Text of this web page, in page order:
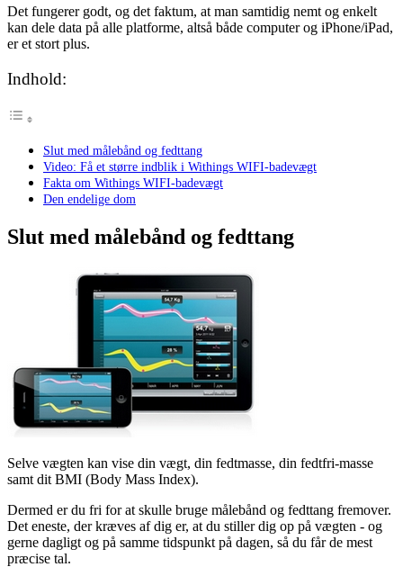
Det fungerer godt, og det faktum, at man samtidig nemt og enkelt
kan dele data på alle platforme, altså både computer og iPhone/iPad,
er et stort plus.
Indhold:
Slut med målebånd og fedttang
Video: Få et større indblik i Withings WIFI-badevægt
Fakta om Withings WIFI-badevægt
Den endelige dom
Slut med målebånd og fedttang
Selve vægten kan vise din vægt, din fedtmasse, din fedtfri-masse
samt dit BMI (Body Mass Index).
Dermed er du fri for at skulle bruge målebånd og fedttang fremover.
Det eneste, der kræves af dig er, at du stiller dig op på vægten - og
gerne dagligt og på samme tidspunkt på dagen, så du får de mest
præcise tal.